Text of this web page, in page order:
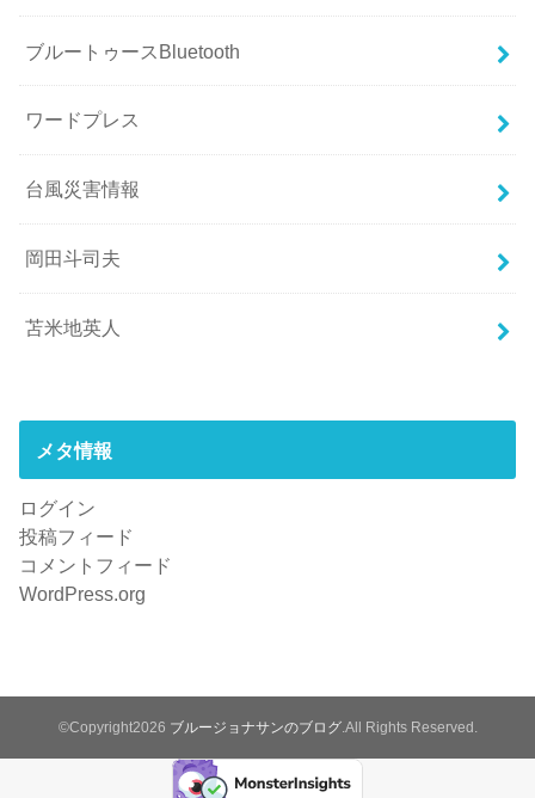
ブルートゥースBluetooth
ワードプレス
台風災害情報
岡田斗司夫
苫米地英人
メタ情報
ログイン
投稿フィード
コメントフィード
WordPress.org
©Copyright2026 ブルージョナサンのブログ.All Rights Reserved.